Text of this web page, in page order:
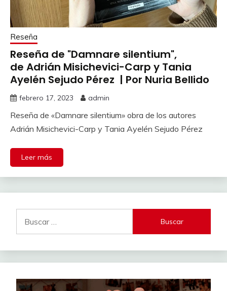
Reseña
Reseña de "Damnare silentium",
de Adrián Misichevici-Carp y Tania
Ayelén Sejudo Pérez | Por Nuria Bellido
febrero 17, 2023 admin
Reseña de «Damnare silentium» obra de los autores
Adrián Misichevici-Carp y Tania Ayelén Sejudo Pérez
Leer más